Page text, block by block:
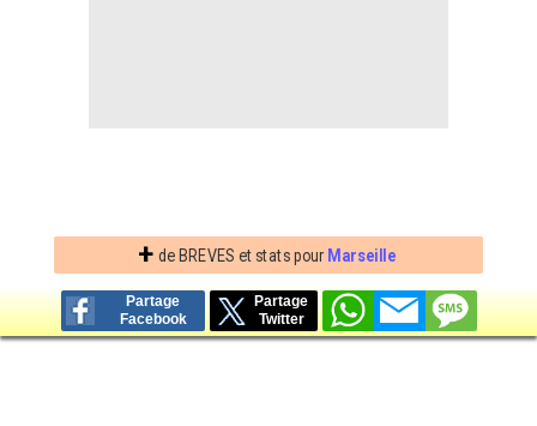
+ de BREVES et stats pour Marseille
Partage
Facebook
Partage
Twitter